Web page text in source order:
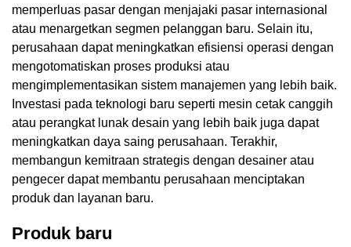
memperluas pasar dengan menjajaki pasar internasional
atau menargetkan segmen pelanggan baru. Selain itu,
perusahaan dapat meningkatkan efisiensi operasi dengan
mengotomatiskan proses produksi atau
mengimplementasikan sistem manajemen yang lebih baik.
Investasi pada teknologi baru seperti mesin cetak canggih
atau perangkat lunak desain yang lebih baik juga dapat
meningkatkan daya saing perusahaan. Terakhir,
membangun kemitraan strategis dengan desainer atau
pengecer dapat membantu perusahaan menciptakan
produk dan layanan baru.
Produk baru